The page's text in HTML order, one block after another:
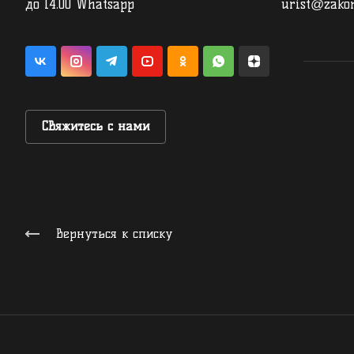
до 14.00 Whatsapp
Свяжитесь с нами
Вернуться к списку